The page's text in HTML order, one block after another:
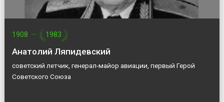
1908 — 1983
Анатолий Ляпидевский
советский летчик, генерал-майор авиации, первый Герой
Советского Союза